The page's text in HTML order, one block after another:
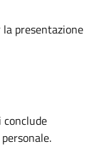
presentazione